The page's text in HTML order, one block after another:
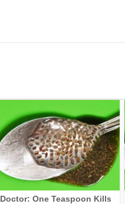
Doctor: One Teaspoon Kills